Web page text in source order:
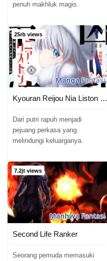
penuh makhluk magis.
25rb views
MangaFantasi
Kyouran Reijou Nia Liston – Byoujaku Reijou ni Tensei shita Kamigoroshi no Bujin no Karei Naru Musouroku
Dari putri rapuh menjadi
pejuang perkasa yang
melindungi keluarganya.
7.2jt views
ManhwaFantasi
Second Life Ranker
Seorang pemuda memasuki